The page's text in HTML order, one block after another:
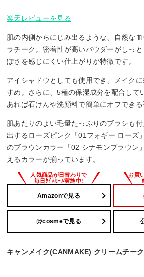
楽天レビューを見る
肌の内側からにじみ出るような、自然な
ラチーク。密着性が高いパウダーがしっ
ぽさを感じにくい仕上がりが特徴です。
アイシャドウとしても使用でき、メイク
すめ。さらに、5種の保湿成分を配合して
あれば石けんや洗顔料で簡単にオフできる
肌あたりのよい毛量たっぷりのブラシも
出するローズピンク「01フォギー ローズ
のブラウンカラー「02 シナモンブラウン
えるカラーが揃っています。
Amazonで見る
@cosmeで見る
キャンメイク(CANMAKE) クリームチーク